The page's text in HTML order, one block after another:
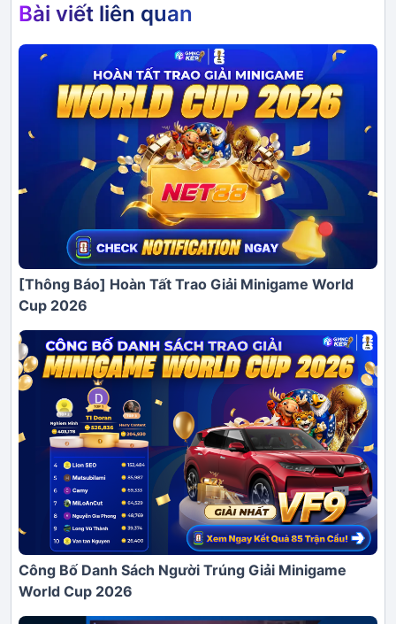
Bài viết liên quan
[Thông Báo] Hoàn Tất Trao Giải Minigame World
Cup 2026
Công Bố Danh Sách Người Trúng Giải Minigame
World Cup 2026